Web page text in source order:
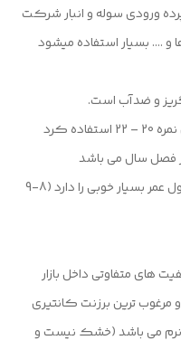
ورودی سوله و انبار شرکت
و …. بسیار استفاده میشود
کرد
فصل سال می باشد
و در مقابل نور مستقیم خورشید دوام و طول عمر بسیار خوبی را دارد (8-9
های متفاوتی داخل بازار
مرغوب ترین برزنت کانتیری
نرم می باشد (خشک نیست و